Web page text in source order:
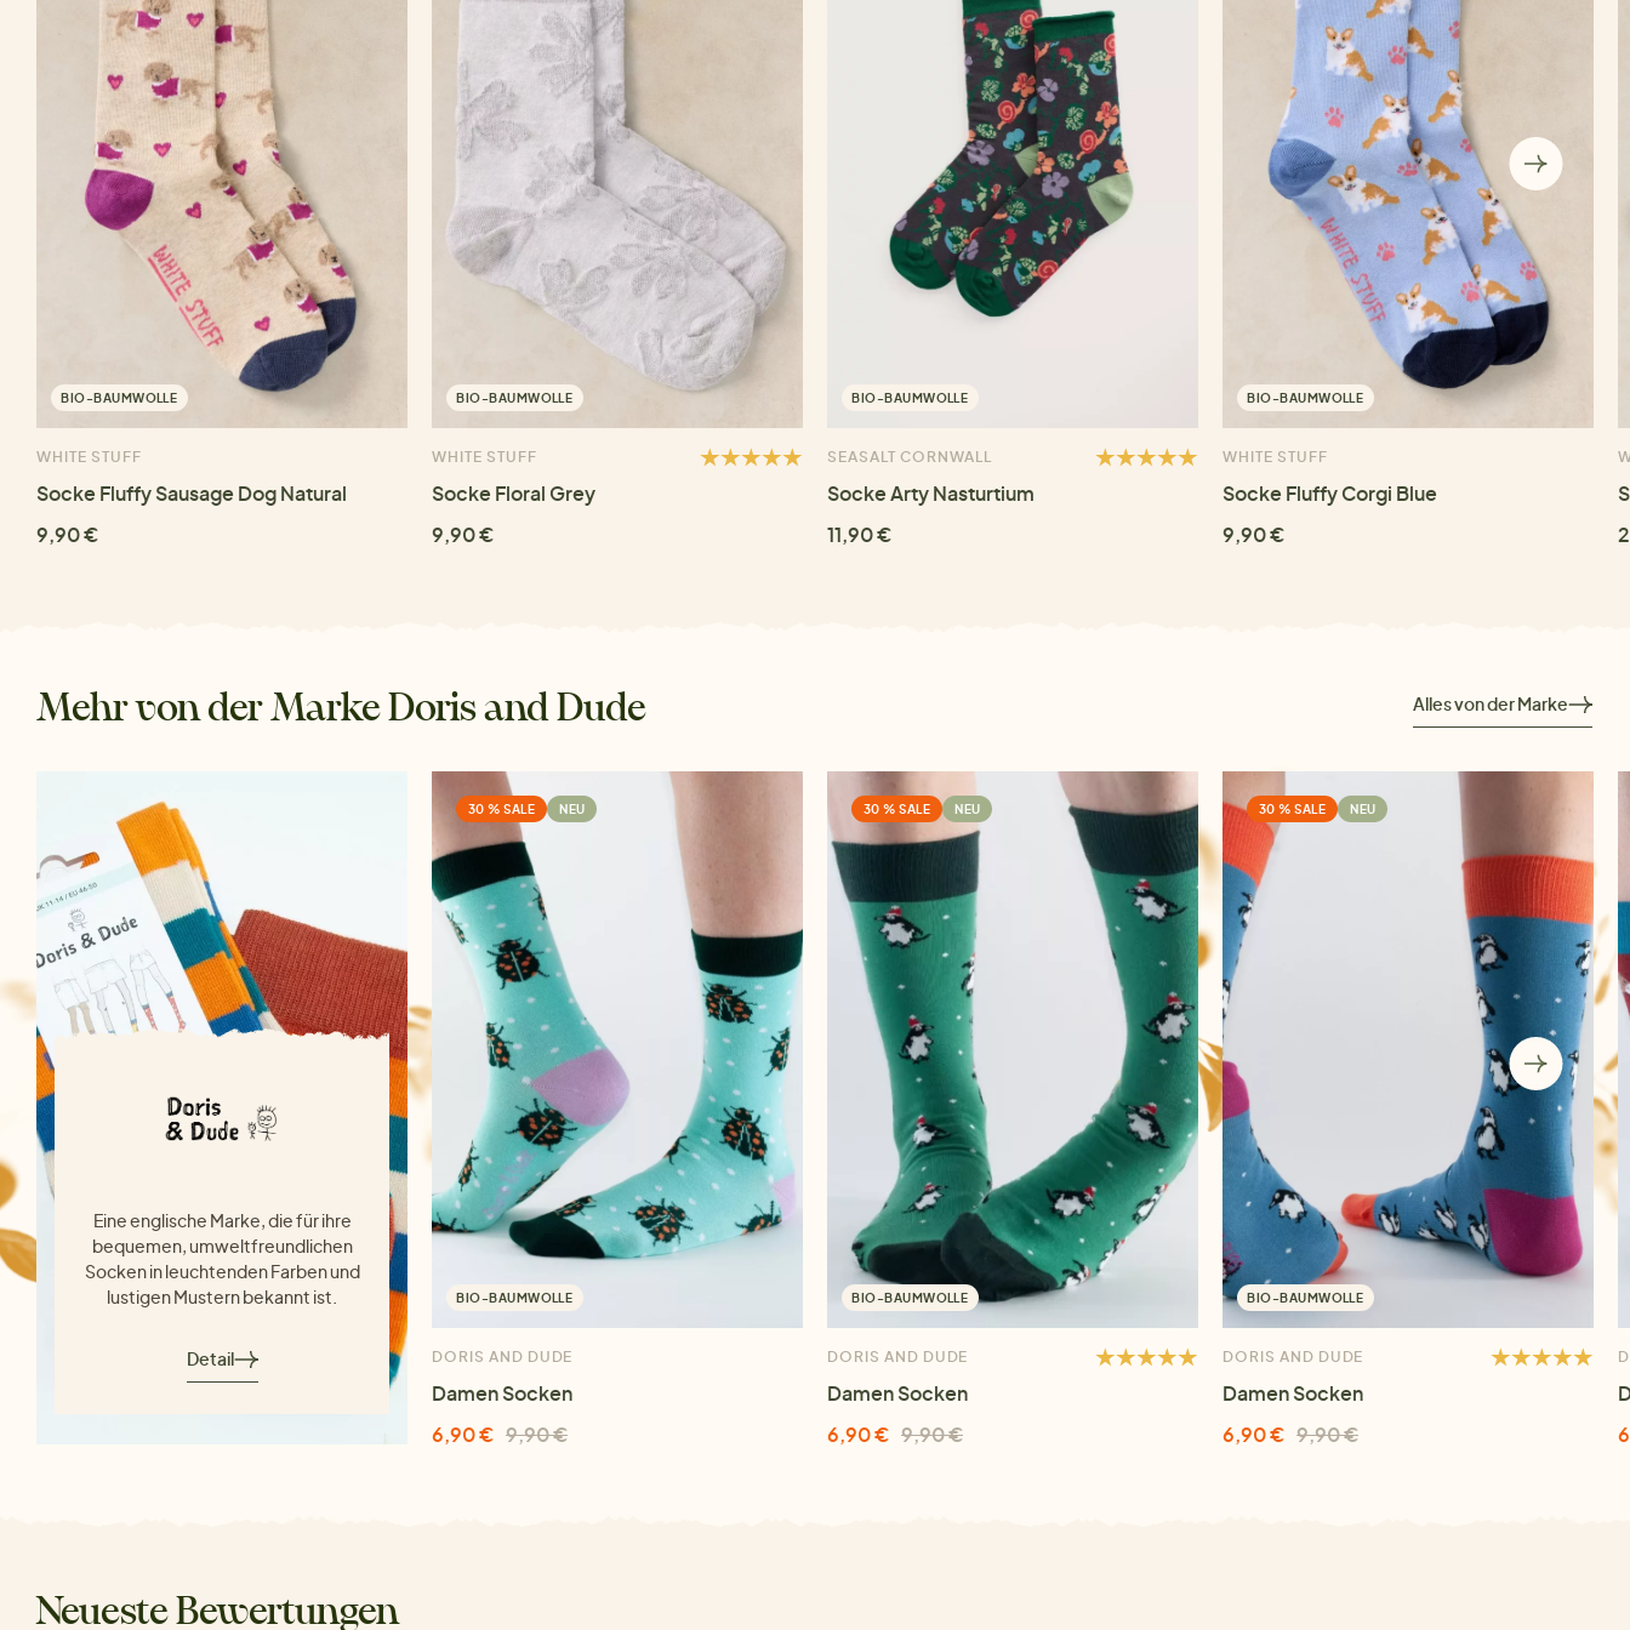
BIO-BAUMWOLLE
WHITE STUFF
Socke Fluffy Sausage Dog Natural
9,90 €
BIO-BAUMWOLLE
WHITE STUFF
Socke Floral Grey
9,90 €
BIO-BAUMWOLLE
SEASALT CORNWALL
Socke Arty Nasturtium
11,90 €
BIO-BAUMWOLLE
WHITE STUFF
Socke Fluffy Corgi Blue
9,90 €
Mehr von der Marke Doris and Dude Alles von der Marke
Eine englische Marke, die für ihre
bequemen, umweltfreundlichen
Socken in leuchtenden Farben und
lustigen Mustern bekannt ist.
Detail
30 % SALE NEU
BIO-BAUMWOLLE
DORIS AND DUDE
Damen Socken
6,90 € 9,90 €
30 % SALE NEU
BIO-BAUMWOLLE
DORIS AND DUDE
Damen Socken
6,90 € 9,90 €
30 % SALE NEU
BIO-BAUMWOLLE
DORIS AND DUDE
Damen Socken
6,90 € 9,90 €
Neueste Bewertungen